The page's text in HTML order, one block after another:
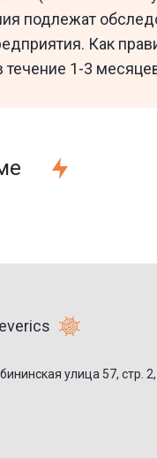
подлежат
Как
течение 1-3
улица 57, стр.